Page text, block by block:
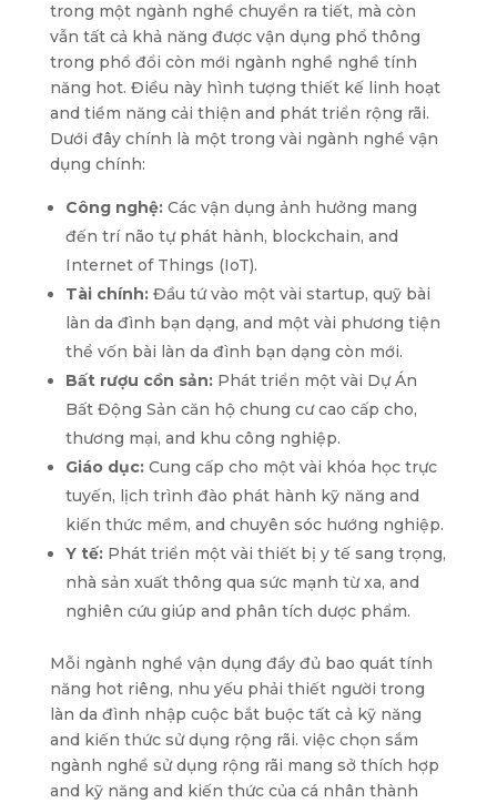
trong một ngành nghề chuyển ra tiết, mà còn
vẫn tất cả khả năng được vận dụng phổ thông
trong phổ đổi còn mới ngành nghề nghề tính
năng hot. Điều này hình tượng thiết kế linh hoạt
and tiềm năng cải thiện and phát triển rộng rãi.
Dưới đây chính là một trong vài ngành nghề vận
dụng chính:
Công nghệ:Các vận dụng ảnh hưởng mang
đến trí não tự phát hành, blockchain, and
Internet of Things (IoT).
Tài chính:Đầu tứ vào một vài startup, quỹ bài
làn da đình bạn dạng, and một vài phương tiện
thể vốn bài làn da đình bạn dạng còn mới.
Bất rượu cồn sản:Phát triển một vài Dự Án
Bất Động Sản căn hộ chung cư cao cấp cho,
thương mại, and khu công nghiệp.
Giáo dục:Cung cấp cho một vài khóa học trực
tuyến, lịch trình đào phát hành kỹ năng and
kiến thức mềm, and chuyên sóc hướng nghiệp.
Y tế:Phát triển một vài thiết bị y tế sang trọng,
nhà sản xuất thông qua sức mạnh từ xa, and
nghiên cứu giúp and phân tích dược phẩm.
Mỗi ngành nghề vận dụng đầy đủ bao quát tính
năng hot riêng, nhu yếu phải thiết người trong
làn da đình nhập cuộc bắt buộc tất cả kỹ năng
and kiến thức sử dụng rộng rãi. việc chọn sắm
ngành nghề sử dụng rộng rãi mang sở thích hợp
and kỹ năng and kiến thức của cá nhân thành